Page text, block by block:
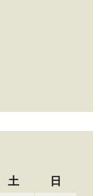
土 日